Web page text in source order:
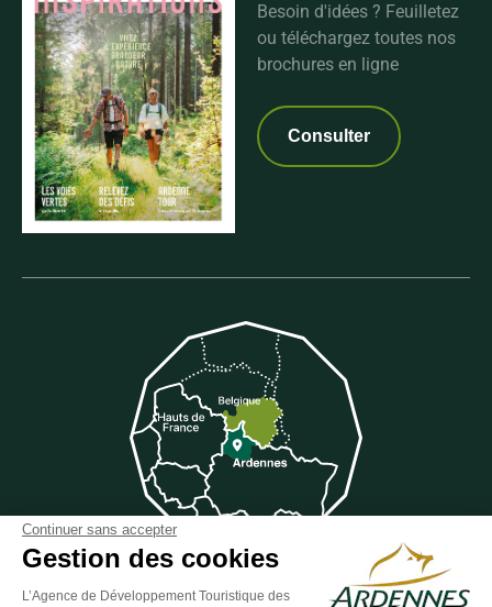
Besoin d'idées ? Feuilletez
ou téléchargez toutes nos
brochures en ligne
Consulter
Continuer sans accepter
Gestion des cookies
L’Agence de Développement Touristique des